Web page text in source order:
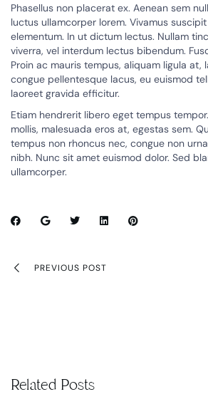
Phasellus non placerat ex. Aenean sem
luctus ullamcorper lorem. Vivamus
elementum. In ut dictum lectus. Nullam
viverra, vel interdum lectus bibendum.
Proin ac mauris tempus, aliquam ligula at,
congue pellentesque lacus, eu euismod
laoreet gravida efficitur.
Etiam hendrerit libero eget tempus
mollis, malesuada eros at, egestas sem.
tempus non rhoncus nec, congue non
nibh. Nunc sit amet euismod dolor. Sed
ullamcorper.
PREVIOUS POST
Related Posts